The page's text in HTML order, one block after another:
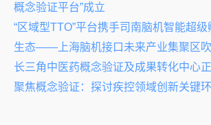
概念验证平台”成立
“区域型TTO”平台携手司南脑机智能超
生态——上海脑机接口未来产业集聚区吹
长三角中医药概念验证及成果转化中心
聚焦概念验证：探讨疾控领域创新关键